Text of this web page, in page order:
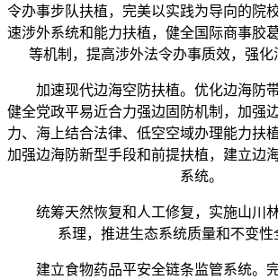
令办事步队扶植，完美以实践为导向的院
速涉外系统和能力扶植，健全国际商事胶
等机制，提高涉外法令办事质效，强化
加速现代边海空防扶植。优化边海防带
健全党政平易近合力强边固防机制，加强
力、海上结合法律、低空空域办理能力扶
加强边海防新型手段和前提扶植，建立边
系统。
统筹天然恢复和人工修复，实施山川林
系理，推进生态系统质量和不变性
建立食物药品平安全链条监管系统。完